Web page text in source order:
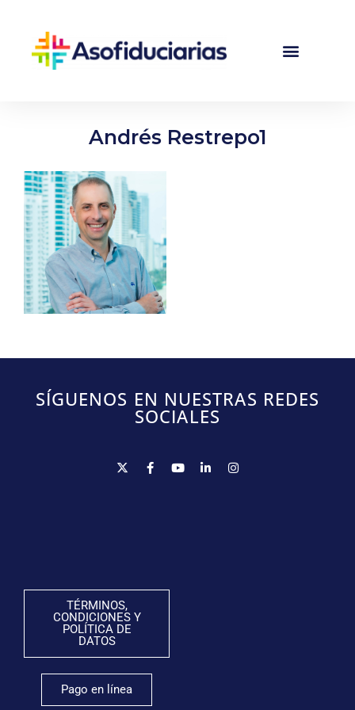
Andrés Restrepo1
SÍGUENOS EN NUESTRAS REDES
SOCIALES
TÉRMINOS,
CONDICIONES Y
POLÍTICA DE
DATOS
Pago en línea